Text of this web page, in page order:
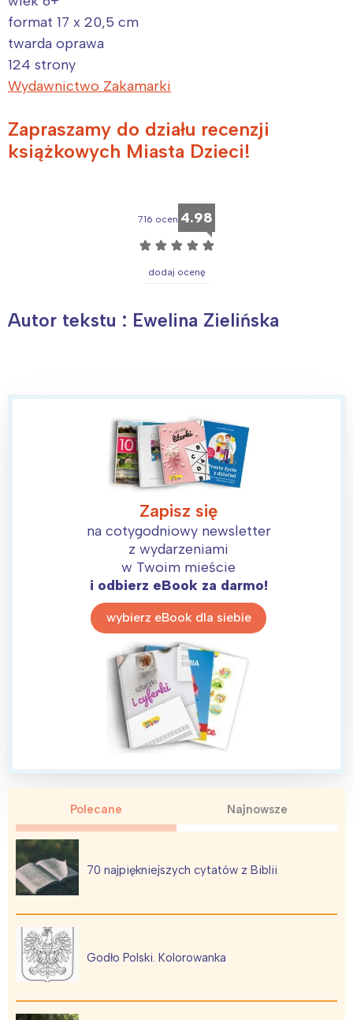
format 17 x 20,5 cm
twarda oprawa
124 strony
Wydawnictwo Zakamarki
Zapraszamy do działu recenzji
książkowych Miasta Dzieci!
716 ocen 4.98
☆ ☆ ☆ ☆ ☆
dodaj ocenę
Autor tekstu : Ewelina Zielińska
Zapisz się
na cotygodniowy newsletter
z wydarzeniami
w Twoim mieście
i odbierz eBook za darmo!
wybierz eBook dla siebie
Polecane Najnowsze
70 najpiękniejszych cytatów z Biblii
Godło Polski. Kolorowanka
Interesują mnie wydarzenia z
Wrocław
Śląsk
Kraków
Południe
Wszystkie